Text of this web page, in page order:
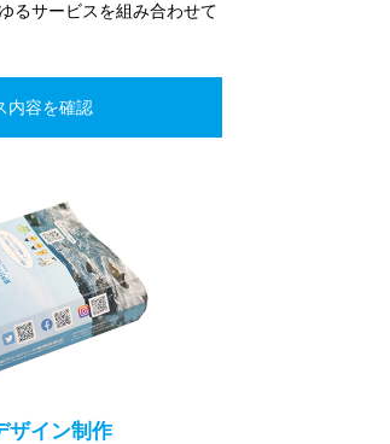
るサービスを組み合わせて
ザイン制作